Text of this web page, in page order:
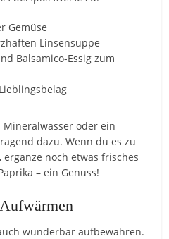
Gemüse
Linsensuppe
Balsamico-Essig zum
Mineralwasser oder ein
dazu. Wenn du es zu
noch etwas frisches
– ein Genuss!
wunderbar aufbewahren.